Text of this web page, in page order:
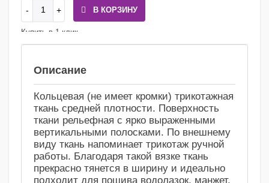
В КОРЗИНУ
Купить в 1 клик
Описание
Кольцевая (не имеет кромки) трикотажная
ткань средней плотности. Поверхность
ткани рельефная с ярко выраженными
вертикальными полосками. По внешнему
виду ткань напоминает трикотаж ручной
работы. Благодаря такой вязке ткань
прекрасно тянется в ширину и идеально
подходит для пошива водолазок, манжет,